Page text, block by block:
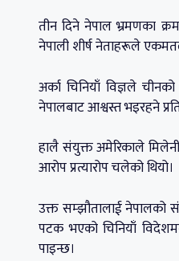
तीन दिने नेपाल भ्रमणका
नेपाली शीर्ष नेताहरूले
अर्का चिनियाँ विज्ञले
नेपालबाट आश्वस्त भइरहने
हालै संयुक्त अमेरिकाले
आरोप प्रत्यारोप चलेको थियो।
उक्त सम्झौतालाई नेपालको
पटक भएको चिनियाँ
पाइन्छ।